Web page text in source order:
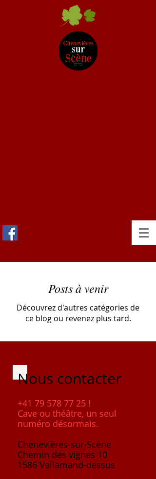
Posts à venir
Découvrez d'autres catégories de
ce blog ou revenez plus tard.
Nous contacter
+41 79 578 77 25 !
Cave ou théâtre, un seul
numéro désormais.
Chenevières-sur-Scène
Chemin des vignes 10
1586 Vallamand-dessus